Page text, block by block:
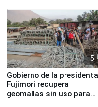
5
Gobierno de la presidenta
Fujimori recupera
geomallas sin uso para